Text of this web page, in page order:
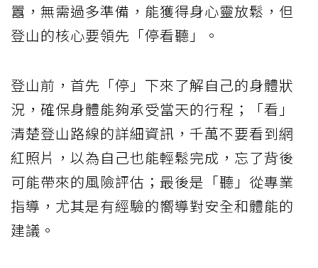
囂，無需過多準備，能獲得身心靈放鬆，但
登山的核心要領先「停看聽」。
登山前，首先「停」下來了解自己的身體狀
況，確保身體能夠承受當天的行程；「看」
清楚登山路線的詳細資訊，千萬不要看到網
紅照片，以為自己也能輕鬆完成，忘了背後
可能帶來的風險評估；最後是「聽」從專業
指導，尤其是有經驗的嚮導對安全和體能的
建議。